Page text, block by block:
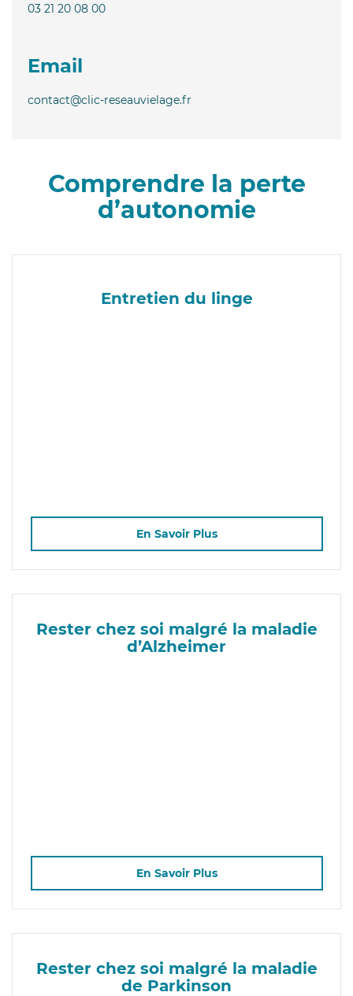
03 21 20 08 00
Email
contact@clic-reseauvielage.fr
Comprendre la perte
d’autonomie
Entretien du linge
En Savoir Plus
Rester chez soi malgré la maladie
d’Alzheimer
En Savoir Plus
Rester chez soi malgré la maladie
de Parkinson